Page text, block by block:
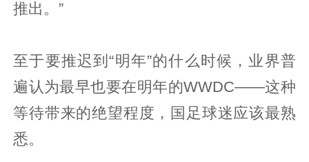
推出。”
至于要推迟到“明年”的什么时候，业界普
遍认为最早也要在明年的WWDC——这种
等待带来的绝望程度，国足球迷应该最熟
悉。